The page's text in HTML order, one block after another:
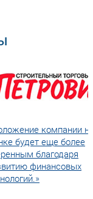
компании
будет еще более
благодаря
финансовых